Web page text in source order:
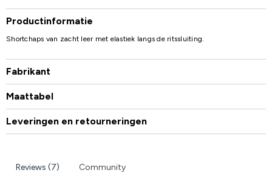
Productinformatie
Shortchaps van zacht leer met elastiek langs de ritssluiting.
Fabrikant
Maattabel
Leveringen en retourneringen
Reviews (7) Community